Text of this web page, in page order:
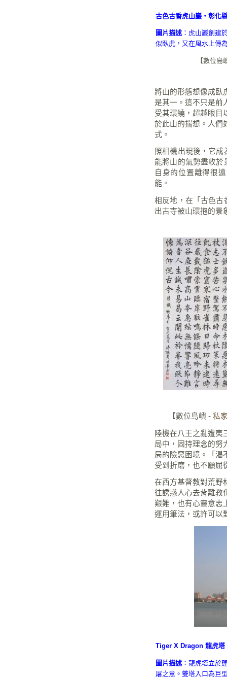
古色古香虎山巖‧彰化
圖片描述 ：虎山巖創建
似臥虎，又在風水上傳
【數位島
將山的形態想像成臥
是其一。這不只是前
受其環繞，超越眼目
於此山的揣想。人們
式。
照相機出現後，它成
能將山的氣勢盡收於
自身的位置離得很
能。
相反地，在「古色古
出古寺被山環抱的景
【數位島嶼 - 私
陸機在八王之亂遭夷
局中，固持理念的努
局的險惡困境。「渴
受到折磨，也不願屈
在西方基督教對荒野
往誘惑人心去背離教
艱難，也有心靈意志
運用筆法，或許可以
Tiger X Dragon 龍虎
圖片描述 ：龍虎塔立於
屠之意。雙塔入口為巨